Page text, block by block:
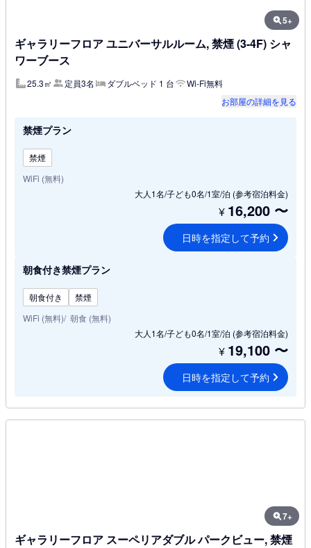
5+
ギャラリーフロア ユニバーサルルーム, 禁煙 (3-4F) シャ
ワーブース
25.3㎡ 定員3名 ダブルベッド 1 台
Wi-Fi無料
お部屋の詳細を見る
禁煙プラン
禁煙
WiFi (無料)
大人1名/子ども0名/1室/泊 (参考宿泊料金)
¥ 16,200 〜
日時を指定して予約
朝食付き禁煙プラン
朝食付き
禁煙
WiFi (無料) 朝食 (無料)
大人1名/子ども0名/1室/泊 (参考宿泊料金)
¥ 19,100 〜
日時を指定して予約
7+
ギャラリーフロア スーペリアダブル パークビュー, 禁煙